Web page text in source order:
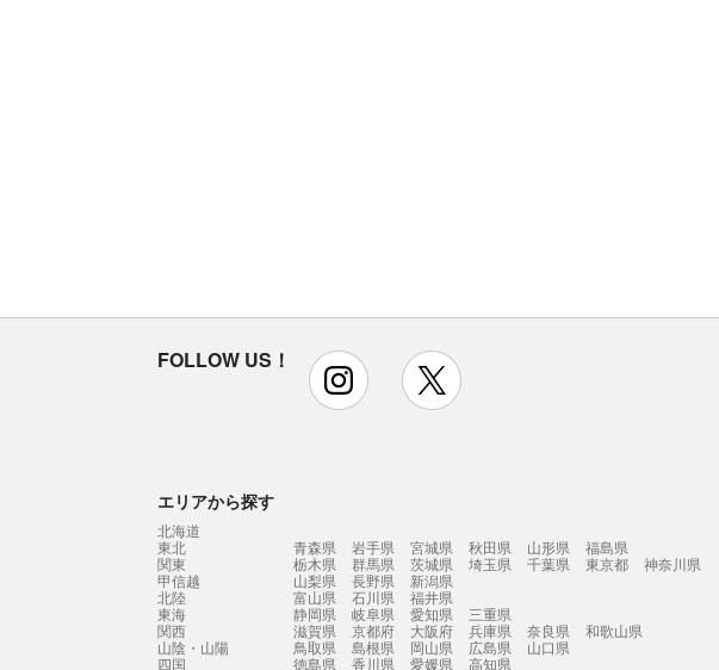
FOLLOW US！ instagram
エリアから探す
北海道
東北
青森県 岩手県 宮城県 秋田県 山形県
福島県
関東
栃木県 群馬県 茨城県 埼玉県 千葉県 東京都
神奈川県
甲信越
山梨県 長野県
新潟県
北陸
富山県 石川県
福井県
東海
静岡県 岐阜県 愛知県
三重県
関西
滋賀県 京都府 大阪府 兵庫県 奈良県
和歌山県
山陰・山陽
鳥取県 島根県 岡山県 広島県
山口県
四国
徳島県 香川県 愛媛県 高知県